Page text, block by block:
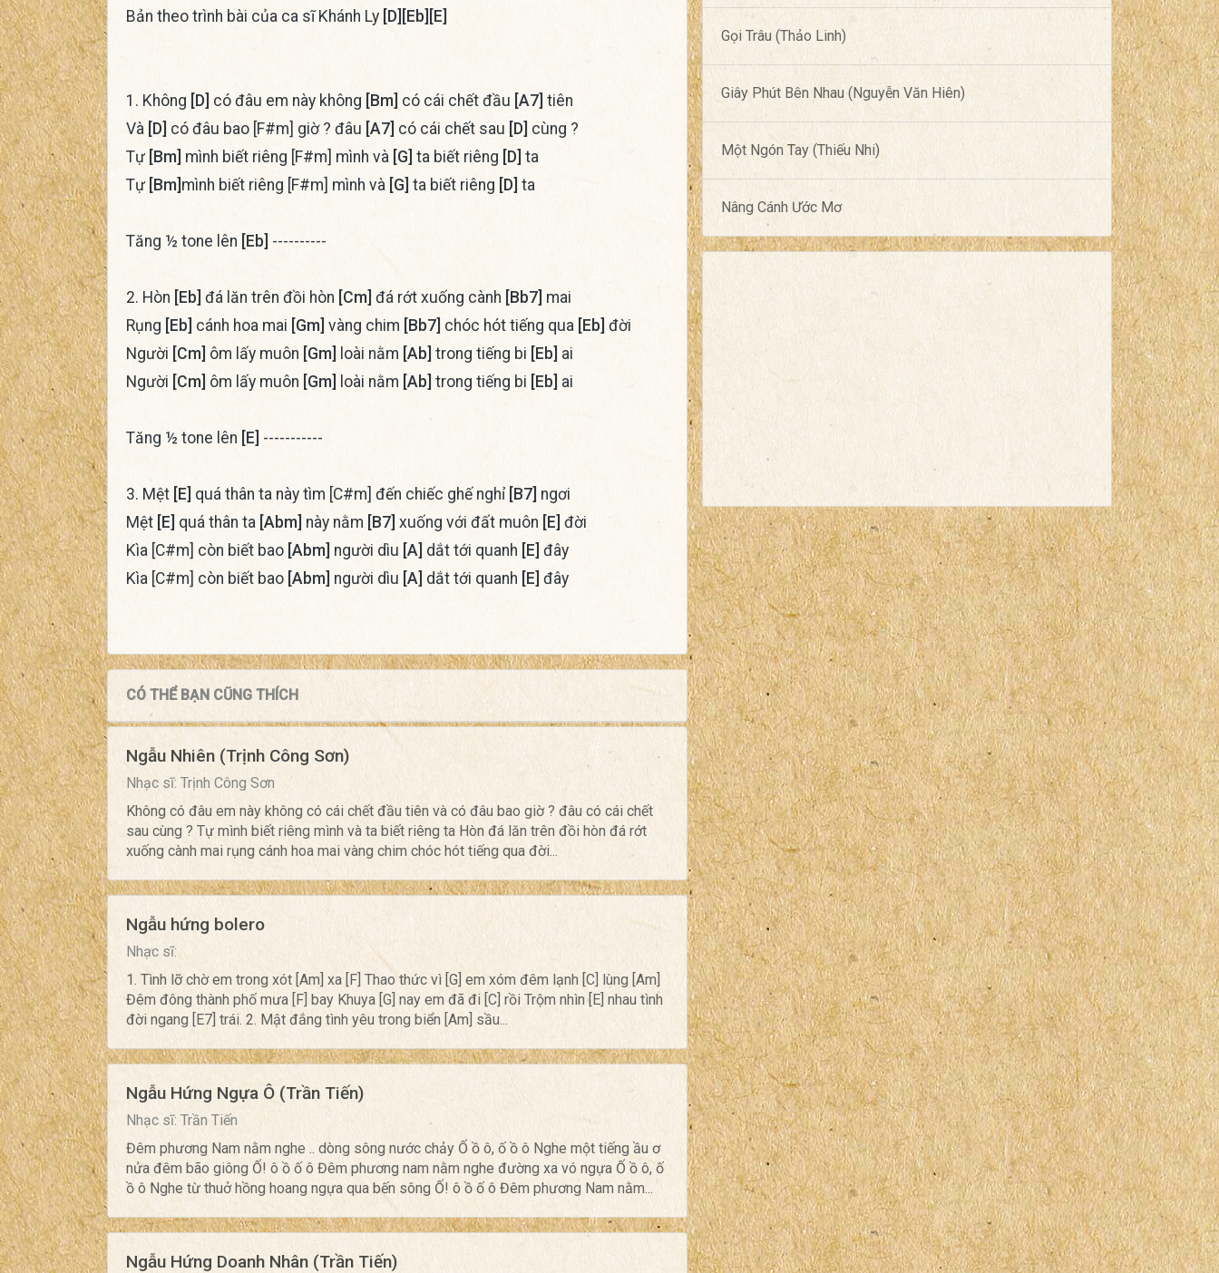
Bản theo trình bài của ca sĩ Khánh Ly [D] [Eb] [E]
1. Không [D] có đâu em này không [Bm] có cái chết đầu [A7] tiên
Và [D] có đâu bao [F#m] giờ ? đâu [A7] có cái chết sau [D] cùng ?
Tự [Bm] mình biết riêng [F#m] mình và [G] ta biết riêng [D] ta
Tự [Bm] mình biết riêng [F#m] mình và [G] ta biết riêng [D] ta
Tăng ½ tone lên [Eb] ----------
2. Hòn [Eb] đá lăn trên đồi hòn [Cm] đá rớt xuống cành [Bb7] mai
Rụng
[Eb] cánh hoa mai [Gm] vàng chim [Bb7] chóc hót tiếng qua [Eb] đời
Người [Cm] ôm lấy muôn [Gm] loài nằm [Ab] trong tiếng bi [Eb] ai
Người [Cm] ôm lấy muôn [Gm] loài nằm [Ab] trong tiếng bi [Eb] ai
Tăng ½ tone lên [E] -----------
3. Mệt [E] quá thân ta này tìm [C#m] đến chiếc ghế nghỉ [B7] ngơi
Mệt [E] quá thân ta [Abm] này nằm [B7] xuống với đất muôn [E] đời
Kìa [C#m] còn biết bao [Abm] người dìu [A] dắt tới quanh [E] đây
Kìa [C#m] còn biết bao [Abm] người dìu [A] dắt tới quanh [E] đây
CÓ THỂ BẠN CŨNG THÍCH
Ngẫu Nhiên (Trịnh Công Sơn)
Nhạc sĩ: Trịnh Công Sơn
Không có đâu em này không có cái chết đầu tiên và có đâu bao giờ ? đâu có cái chết
sau cùng ? Tự mình biết riêng mình và ta biết riêng ta Hòn đá lăn trên đồi hòn đá rớt
xuống cành mai rụng cánh hoa mai vàng chim chóc hót tiếng qua đời...
Ngẫu hứng bolero
Nhạc sĩ:
1. Tình lỡ chờ em trong xót [Am] xa [F] Thao thức vì [G] em xóm đêm lạnh [C] lùng [Am]
Đêm đông thành phố mưa [F] bay Khuya [G] nay em đã đi [C] rồi Trộm nhìn [E] nhau tình
đời ngang [E7] trái. 2. Mật đắng tình yêu trong biển [Am] sầu...
Ngẫu Hứng Ngựa Ô (Trần Tiến)
Nhạc sĩ: Trần Tiến
Đêm phương Nam nằm nghe .. dòng sông nước chảy Ố ồ ô, ố ồ ô Nghe một tiếng ầu ơ
nửa đêm bão giông Ố! ô ồ ố ô Đêm phương nam nằm nghe đường xa vó ngựa Ố ồ ô, ố
ồ ô Nghe từ thuở hồng hoang ngựa qua bến sông Ố! ô ồ ố ô Đêm phương Nam nằm...
Ngẫu Hứng Doanh Nhân (Trần Tiến)
Gọi Trâu (Thảo Linh)
Giây Phút Bên Nhau (Nguyễn Văn Hiên)
Một Ngón Tay (Thiếu Nhi)
Nâng Cánh Ước Mơ